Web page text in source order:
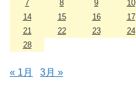
7
8 9 10
14
15 16 17
21
22 23 24
28
« 1月 3月 »